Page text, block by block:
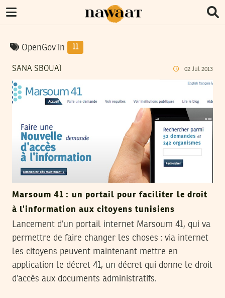
OpenGovTn 11
SANA SBOUAÏ 02 Jul 2013
Marsoum 41 : un portail pour faciliter le droit
à l’information aux citoyens tunisiens
Lancement d’un portail internet Marsoum 41, qui va
permettre de faire changer les choses : via internet
les citoyens peuvent maintenant mettre en
application le décret 41, un décret qui donne le droit
d’accès aux documents administratifs.